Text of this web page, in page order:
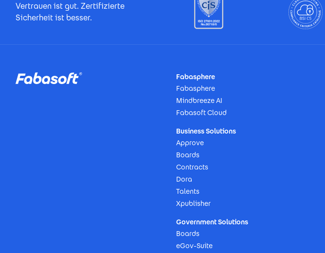
Vertrauen ist gut. Zertifizierte
Sicherheit ist besser.
Fabasphere
Fabasphere
Mindbreeze AI
Fabasoft Cloud
Business Solutions
Approve
Boards
Contracts
Dora
Talents
Xpublisher
Government Solutions
Boards
eGov-Suite